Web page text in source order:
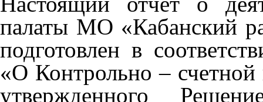
палаты МО «Кабанский
подготовлен в
«О Контрольно –
утвержденного